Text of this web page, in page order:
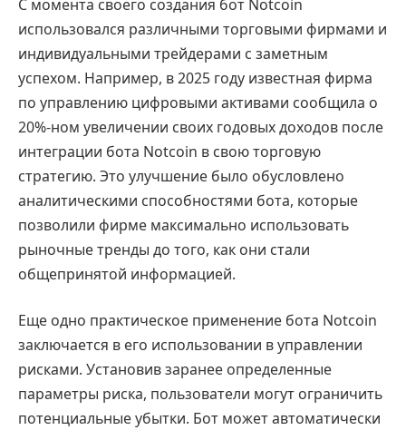
С момента своего создания бот Notcoin
использовался различными торговыми фирмами и
индивидуальными трейдерами с заметным
успехом. Например, в 2025 году известная фирма
по управлению цифровыми активами сообщила о
20%-ном увеличении своих годовых доходов после
интеграции бота Notcoin в свою торговую
стратегию. Это улучшение было обусловлено
аналитическими способностями бота, которые
позволили фирме максимально использовать
рыночные тренды до того, как они стали
общепринятой информацией.
Еще одно практическое применение бота Notcoin
заключается в его использовании в управлении
рисками. Установив заранее определенные
параметры риска, пользователи могут ограничить
потенциальные убытки. Бот может автоматически